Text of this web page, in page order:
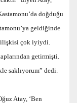
doğduğu
geldiğinde
ilişkisi çok iyiydi.
getirmişti.
saklıyorum” dedi.
Atay, ‘Ben